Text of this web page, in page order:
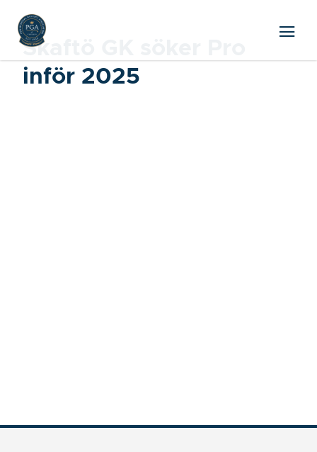
Skaftö GK söker Pro
inför 2025